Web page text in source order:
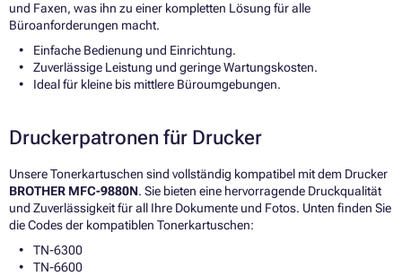
und Faxen, was ihn zu einer kompletten Lösung für alle
Büroanforderungen macht.
Einfache Bedienung und Einrichtung.
Zuverlässige Leistung und geringe Wartungskosten.
Ideal für kleine bis mittlere Büroumgebungen.
Druckerpatronen für Drucker
Unsere Tonerkartuschen sind vollständig kompatibel mit dem Drucker
BROTHER MFC-9880N. Sie bieten eine hervorragende Druckqualität
und Zuverlässigkeit für all Ihre Dokumente und Fotos. Unten finden Sie
die Codes der kompatiblen Tonerkartuschen:
TN-6300
TN-6600